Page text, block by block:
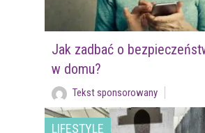
Jak zadbać o
w domu?
Tekst sponsorowany
LIFESTYLE